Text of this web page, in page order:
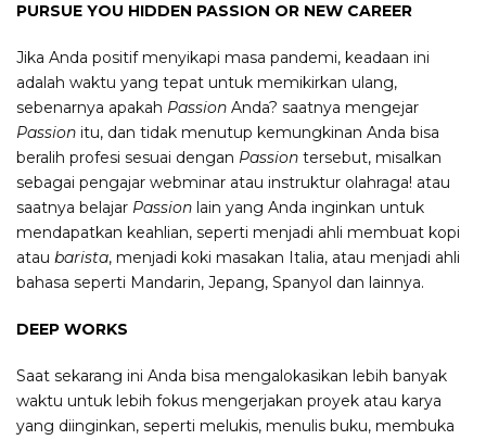
PURSUE YOU HIDDEN PASSION OR NEW CAREER
Jika Anda positif menyikapi masa pandemi, keadaan ini
adalah waktu yang tepat untuk memikirkan ulang,
sebenarnya apakah Passion Anda? saatnya mengejar
Passion itu, dan tidak menutup kemungkinan Anda bisa
beralih profesi sesuai dengan Passion tersebut, misalkan
sebagai pengajar webminar atau instruktur olahraga! atau
saatnya belajar Passion lain yang Anda inginkan untuk
mendapatkan keahlian, seperti menjadi ahli membuat kopi
atau barista, menjadi koki masakan Italia, atau menjadi ahli
bahasa seperti Mandarin, Jepang, Spanyol dan lainnya.
DEEP WORKS
Saat sekarang ini Anda bisa mengalokasikan lebih banyak
waktu untuk lebih fokus mengerjakan proyek atau karya
yang diinginkan, seperti melukis, menulis buku, membuka